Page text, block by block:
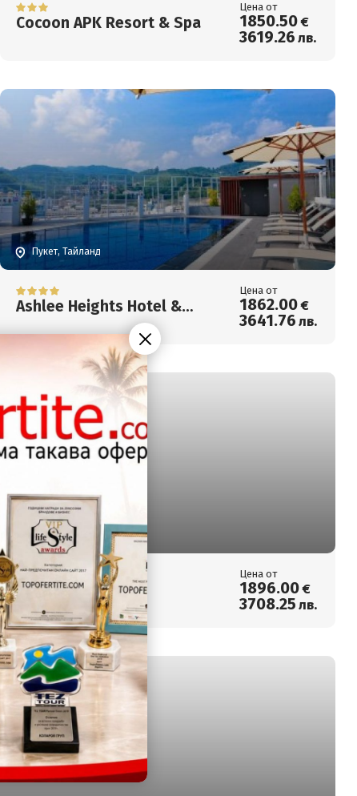
Cocoon APK Resort & Spa
Цена от
1850.50€
3619.26лв.
Пукет, Тайланд
Ashlee Heights Hotel &
Цена от
1862.00€
3641.76лв.
Пукет, Тайланд
Casa Del M
Цена от
1896.00€
3708.25лв.